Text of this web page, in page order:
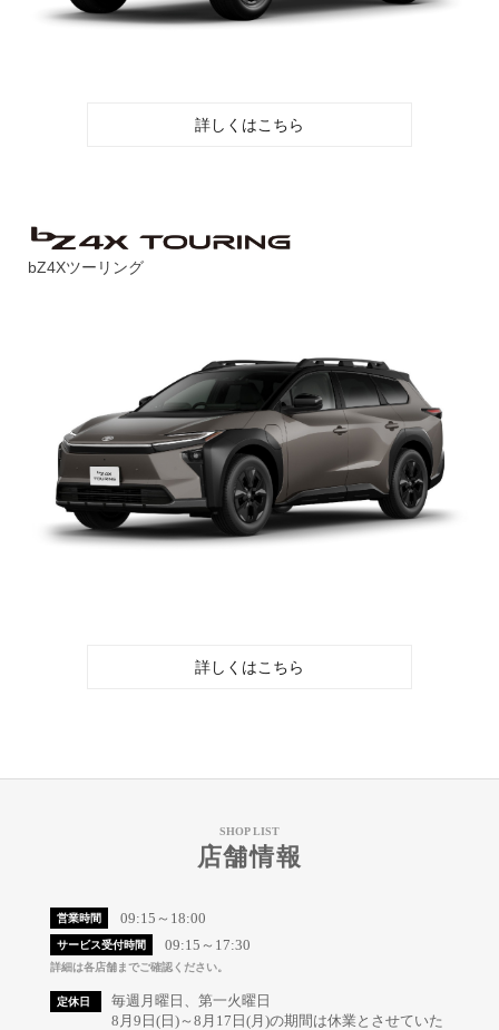
詳しくはこちら
bZ4Xツーリング
詳しくはこちら
SHOP LIST
店舗情報
営業時間 09:15～18:00
サービス受付時間 09:15～17:30
詳細は各店舗までご確認ください。
定休日
毎週月曜日、第一火曜日
8月9日(日)～8月17日(月)の期間は休業とさせていた